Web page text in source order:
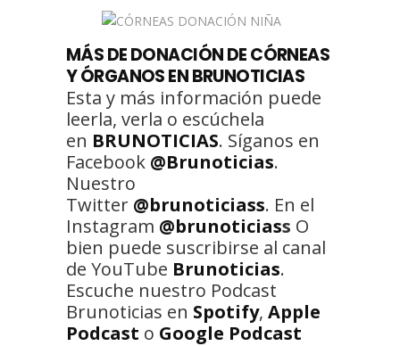
MÁS DE DONACIÓN DE CÓRNEAS
Y ÓRGANOS EN BRUNOTICIAS
Esta y más información puede
leerla, verla o escúchela
en BRUNOTICIAS. Síganos en
Facebook @Brunoticias.
Nuestro
Twitter @brunoticiass. En el
Instagram @brunoticiass O
bien puede suscribirse al canal
de YouTube Brunoticias.
Escuche nuestro Podcast
Brunoticias en Spotify, Apple
Podcast o Google Podcast